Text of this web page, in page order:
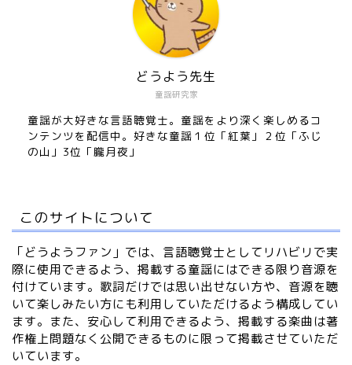
童謡研究家
どうよう先生
童謡が大好きな言語聴覚士。童謡をより深く楽しめるコ
ンテンツを配信中。好きな童謡１位「紅葉」２位「ふじ
の山」3位「朧月夜」
このサイトについて
「どうようファン」では、言語聴覚士としてリハビリで実
際に使用できるよう、掲載する童謡にはできる限り音源を
付けています。歌詞だけでは思い出せない方や、音源を聴
いて楽しみたい方にも利用していただけるよう構成してい
ます。また、安心して利用できるよう、掲載する楽曲は著
作権上問題なく公開できるものに限って掲載させていただ
いています。